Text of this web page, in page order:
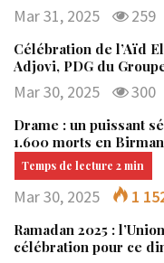
Mar 31, 2025 259
Célébration de l’Aïd
Adjovi, PDG du
Mar 30, 2025 300
Drame : un puissant
1.600 morts en
Mar 30, 2025 1
Ramadan 2025 :
célébration pour ce